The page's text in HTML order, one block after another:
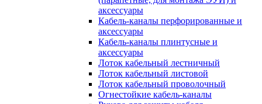
аксессуары
Кабель-каналы перфорированные и
аксессуары
Кабель-каналы плинтусные и
аксессуары
Лоток кабельный лестничный
Лоток кабельный листовой
Лоток кабельный проволочный
Огнестойкие кабель-каналы